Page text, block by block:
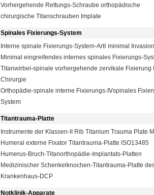
Vorhergehende Rettungs-Schraube orthopädische
chirurgische Titanschrauben Implate
Spinales Fixierungs-System
Interne spinale Fixierungs-System-ArtⅠ minimal
Minimal eingreifendes internes spinales Fixierungs-
Titanwirbel-spinale vorhergehende zervikale Fixierung
Chirurgie
Orthopädie-spinale interne Fixierungs-Ⅳspinales
System
Titantrauma-Platte
Instrumente der Klassen-II Rib Titanium Trauma Plate
Humeral externe Fixator Titantrauma-Platte ISO13485
Humerus-Bruch-Titanorthopädie-Implantats-Platten
Medizinischer Schenkelknochen-Titantrauma-Platte
Krankenhaus-DCP
Notklinik-Apparate